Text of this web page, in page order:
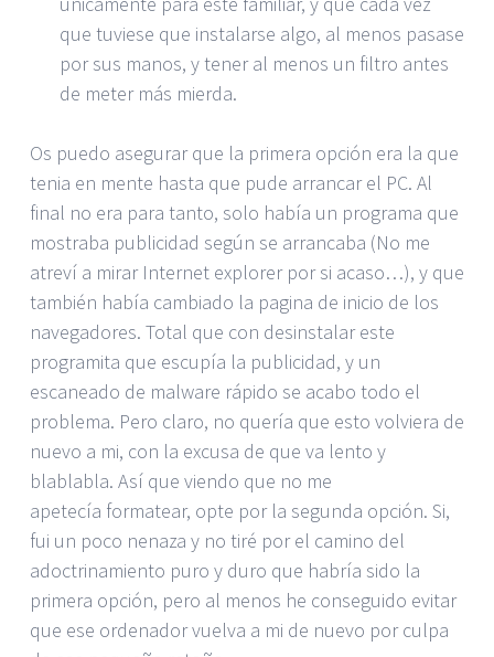
que tuviese que instalarse algo, al menos pasase
por sus manos, y tener al menos un filtro antes
de meter más mierda.
Os puedo asegurar que la primera opción era la que
tenia en mente hasta que pude arrancar el PC. Al
final no era para tanto, solo había un programa que
mostraba publicidad según se arrancaba (No me
atreví a mirar Internet explorer por si acaso…), y que
también había cambiado la pagina de inicio de los
navegadores. Total que con desinstalar este
programita que escupía la publicidad, y un
escaneado de malware rápido se acabo todo el
problema. Pero claro, no quería que esto volviera de
nuevo a mi, con la excusa de que va lento y
blablabla. Así que viendo que no me
apetecía formatear, opte por la segunda opción. Si,
fui un poco nenaza y no tiré por el camino del
adoctrinamiento puro y duro que habría sido la
primera opción, pero al menos he conseguido evitar
que ese ordenador vuelva a mi de nuevo por culpa